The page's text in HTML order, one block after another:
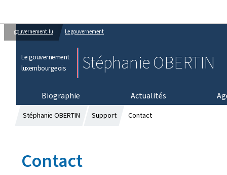
gouvernement.lu Le gouvernement
Le gouvernement
luxembourgeois
Stéphanie OBERTIN
Biographie Actualités
Stéphanie OBERTIN Support Contact
Contact